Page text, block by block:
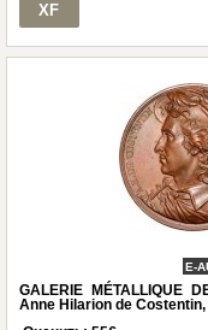
XF
E-
GALERIE MÉTALLIQUE
Anne Hilarion de